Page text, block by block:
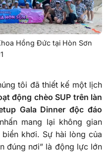
Hồng Đức tại Hòn Sơn
tôi đã thiết kế một lịch
động chèo SUP trên làn
Gala Dinner độc đáo
mang lại không gian
khơi. Sự hài lòng của
đúng nơi” là động lực lớn